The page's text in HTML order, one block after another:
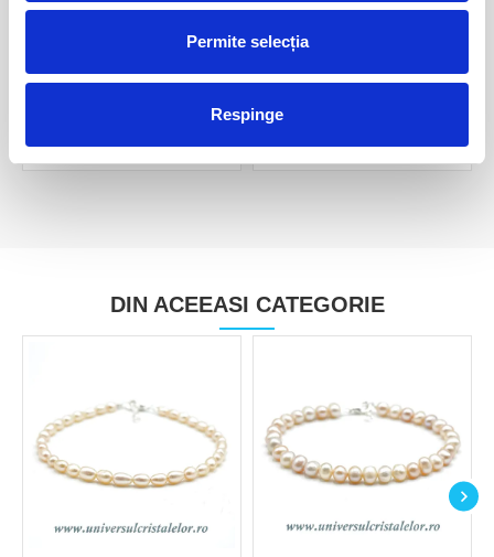
Permite selecția
Respinge
Bratara perle
Bratara perle
DIN ACEEASI CATEGORIE